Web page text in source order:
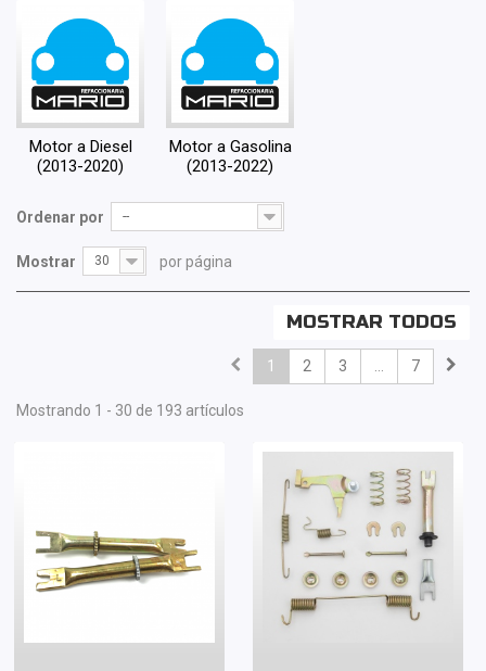
Motor a Diesel
(2013-2020)
Motor a Gasolina
(2013-2022)
Ordenar por --
Mostrar 30 por página
MOSTRAR TODOS
1 2 3 ... 7
Mostrando 1 - 30 de 193 artículos